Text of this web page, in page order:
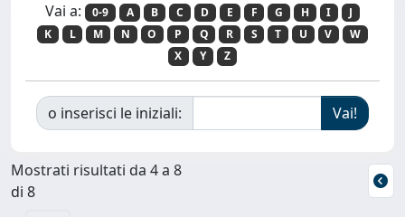
Vai a: 0-9 A B C D E F G H I
J
K
L M N O P Q R S T U V
W
X
Y Z
o inserisci le iniziali:
Mostrati risultati da 4 a 8
di 8